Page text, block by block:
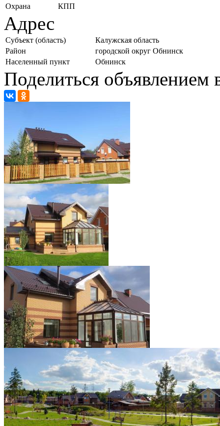
Охрана
КПП
Адрес
Субъект (область)
Калужская область
Район
городской округ Обнинск
Населенный пункт
Обнинск
Поделиться объявлением